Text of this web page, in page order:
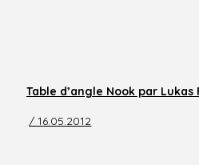
Table d’angle Nook par Lukas
/ 16.05.2012